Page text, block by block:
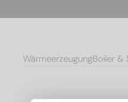
WärmeerzeugungBoiler &